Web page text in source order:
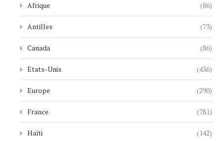
Afrique (86)
Antilles (73)
Canada (86)
Etats-Unis (436)
Europe (290)
France (781)
Haïti (142)